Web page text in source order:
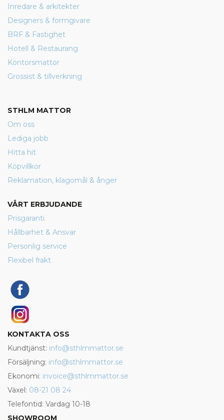
Inredare & arkitekter
Designers & formgivare
BRF & Fastighet
Hotell & Restaurang
Kontorsmattor
Grossist & tillverkning
STHLM MATTOR
Om oss
Lediga jobb
Hitta hit
Köpvillkor
Reklamation, klagomål & ånger
VÅRT ERBJUDANDE
Prisgaranti
Hållbarhet & Ansvar
Personlig service
Flexibel frakt
KONTAKTA OSS
Kundtjänst: info@sthlmmattor.se
Försäljning: info@sthlmmattor.se
Ekonomi: invoice@sthlmmattor.se
Växel: 08-21 08 24
Telefontid: Vardag 10-18
SHOWROOM